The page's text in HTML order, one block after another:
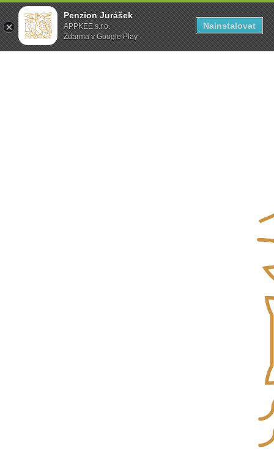
Penzion Jurášek
APPKEE s.r.o.
Zdarma v Google Play
Nainstalovat